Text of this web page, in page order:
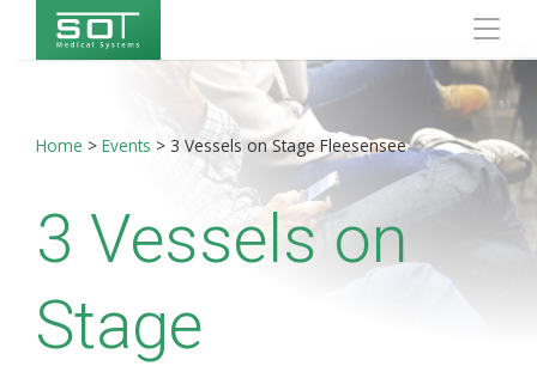
Home > Events > 3 Vessels on Stage Fleesensee
3 Vessels on
Stage